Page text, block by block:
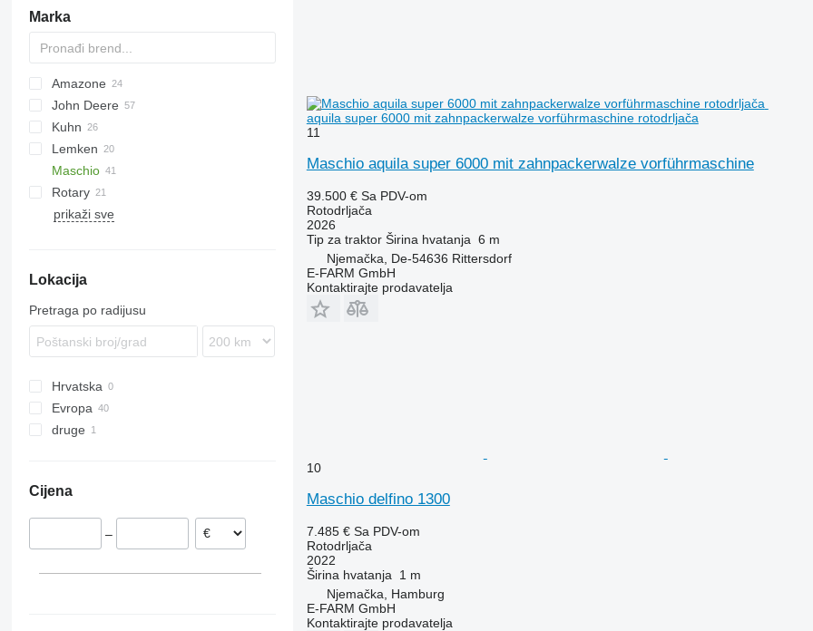
Marka
Multivator
8
Amazone
KE
KG
U-series
Z-series
ROTANET
Rotarystar
GF
Transformer
John Deere
M-series
3000
Kuhn
HR
HRB
NG
Qualidisc
Lemken
Zirkon
Maschio
DC
DC 3000
DM
KR
Fox
Lion
Corvus
PKE
Rotary
FPM RD 300
prikaži sve
Lokacija
Pretraga po radijusu
Hrvatska
Evropa
Njemačka
Rumunjska
Norveška
druge
Cijena
–
aquila super 6000 mit zahnpackerwalze vorführmaschine rotodrljača
11
Maschio aquila super 6000 mit zahnpackerwalze vorführmaschine
39.500 € Sa PDV-om
Rotodrljača
2026
Tip za traktor Širina hvatanja 6 m
Njemačka, De-54636 Rittersdorf
E-FARM GmbH
Kontaktirajte prodavatelja
10
Maschio delfino 1300
7.485 € Sa PDV-om
Rotodrljača
2022
Širina hvatanja
1 m
Njemačka, Hamburg
E-FARM GmbH
Kontaktirajte prodavatelja